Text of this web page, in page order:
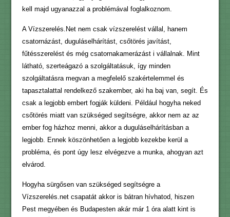
kell majd ugyanazzal a problémával foglalkoznom.
A Vízszerelés.Net nem csak vízszerelést vállal, hanem
csatornázást, duguláselhárítást, csőtörés javítást,
fűtésszerelést és még csatornakamerázást i vállalnak. Mint
látható, szerteágazó a szolgáltatásuk, így minden
szolgáltatásra megvan a megfelelő szakértelemmel és
tapasztalattal rendelkező szakember, aki ha baj van, segít. És
csak a legjobb embert fogják küldeni. Például hogyha neked
csőtörés miatt van szükséged segítségre, akkor nem az az
ember fog házhoz menni, akkor a duguláselhárításban a
legjobb. Ennek köszönhetően a legjobb kezekbe kerül a
probléma, és pont úgy lesz elvégezve a munka, ahogyan azt
elvárod.
Hogyha sürgősen van szükséged segítségre a
Vízszerelés.net csapatát akkor is bátran hívhatod, hiszen
Pest megyében és Budapesten akár már 1 óra alatt kint is